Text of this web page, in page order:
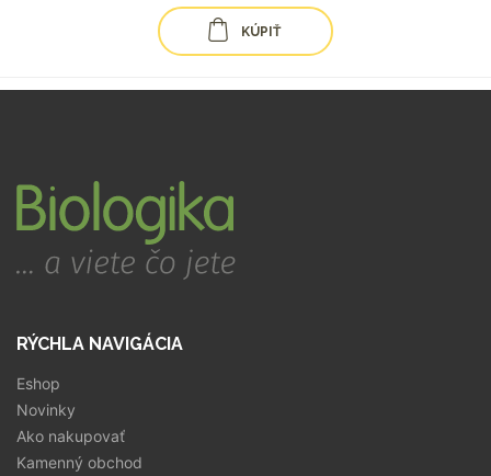
KÚPIŤ
RÝCHLA NAVIGÁCIA
Eshop
Novinky
Ako nakupovať
Kamenný obchod